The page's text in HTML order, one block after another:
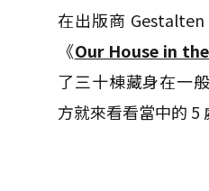
在出版商
《Our House in
了三十棟藏身在一
方就來看看當中的 5